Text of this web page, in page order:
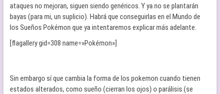
ataques no mejoran, siguen siendo genéricos. Y ya no se plantarán
bayas (para mi, un suplicio). Habrá que conseguirlas en el Mundo de
los Sueños Pokémon que ya intentaremos explicar más adelante.
[flagallery gid=308 name=»Pokémon»]
Sin embargo sí que cambia la forma de los pokemon cuando tienen
estados alterados, como sueño (cierran los ojos) o parálisis (se